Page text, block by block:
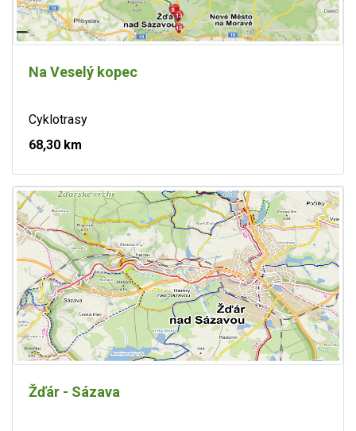
Na Veselý kopec
Cyklotrasy
68,30 km
Žďár - Sázava